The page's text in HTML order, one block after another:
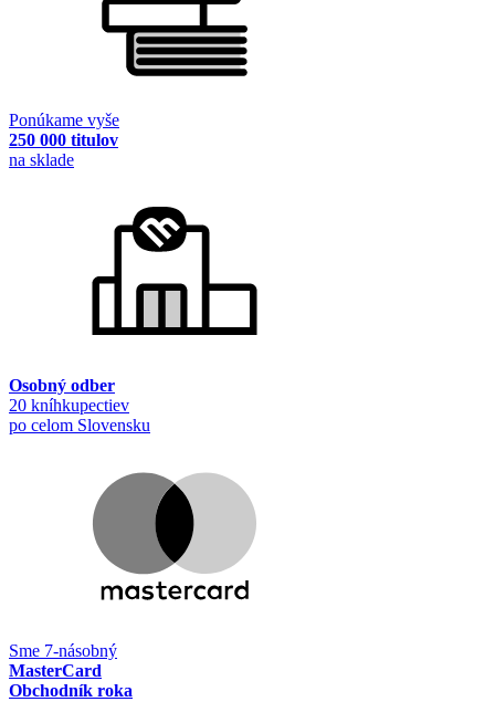
Ponúkame vyše
250 000 titulov
na sklade
Osobný odber
20 kníhkupectiev
po celom Slovensku
Sme 7-násobný
MasterCard
Obchodník roka